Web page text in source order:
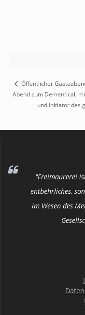
Öffentlicher
Abend zum Dementical,
und Initiator des
"Freimaurerei
entbehrliches,
im Wesen des